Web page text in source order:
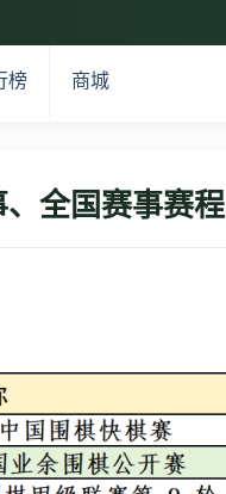
榜 商城
全国赛事赛程